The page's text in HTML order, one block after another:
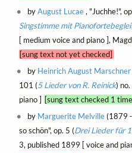
byAugust Lucae, "Juchhe!",
Singstimme mit
[ medium voice and piano ],
[sung text not yet checked]
by Heinrich August Marschner
101 (5 Lieder von R. Reinick)
piano ] [sung text checked 1
by Marguerite Melville(1879
so schön", op. 5 (Drei Lieder für
3, published 1899 [ voice and